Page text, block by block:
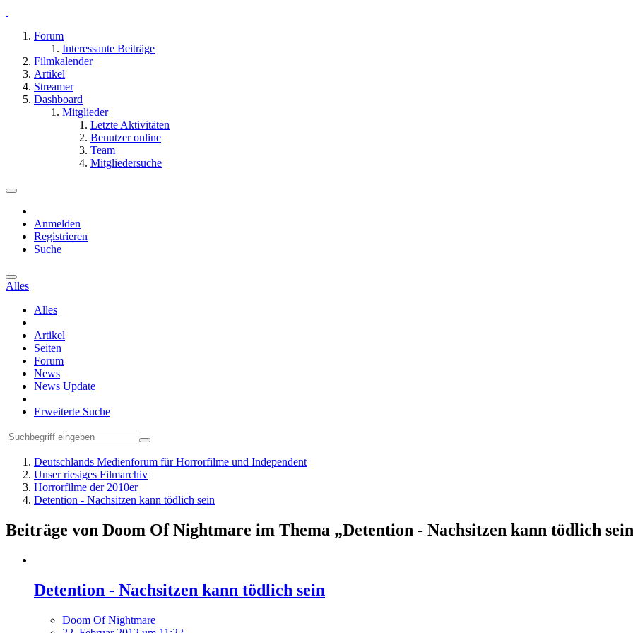
Forum
Interessante Beiträge
Filmkalender
Artikel
Streamer
Dashboard
Mitglieder
Letzte Aktivitäten
Benutzer online
Team
Mitgliedersuche
Anmelden
Registrieren
Suche
Alles
Alles
Artikel
Seiten
Forum
News
News Update
Erweiterte Suche
Deutschlands Medienforum für Horrorfilme und Independent
Unser riesiges Filmarchiv
Horrorfilme der 2010er
Detention - Nachsitzen kann tödlich sein
Beiträge von Doom Of Nightmare im Thema „Detention - Nachsitzen kann tödlich
Detention - Nachsitzen kann tödlich sein
Doom Of Nightmare